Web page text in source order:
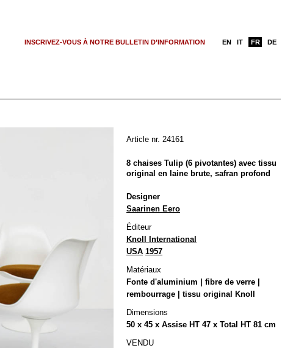
INSCRIVEZ-VOUS À NOTRE BULLETIN D’INFORMATION EN IT FR DE
Article nr. 24161
8 chaises Tulip (6 pivotantes) avec tissu
original en laine brute, safran profond
Designer
Saarinen Eero
Éditeur
Knoll International
USA 1957
Matériaux
Fonte d'aluminium | fibre de verre |
rembourrage | tissu original Knoll
Dimensions
50 x 45 x Assise HT 47 x Total HT 81 cm
VENDU